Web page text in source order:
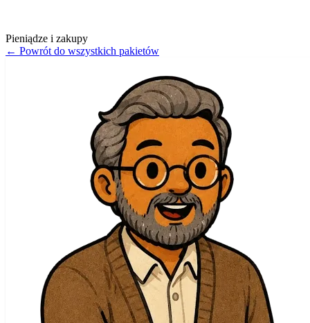
Pieniądze i zakupy
← Powrót do wszystkich pakietów